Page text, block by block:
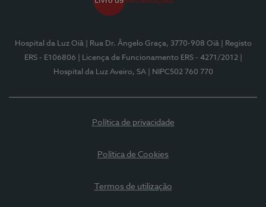
Hospital da Luz Oiã | Rua Dr. Ângelo Graça, 3770-908 Oiã
| Registo
ERS - E106806
| Licença de Funcionamento ERS - 4271/2012
Hospital da Luz Aveiro, SA
| NIPC502 760 770
Política de privacidade
Política de Cookies
Termos de utilização